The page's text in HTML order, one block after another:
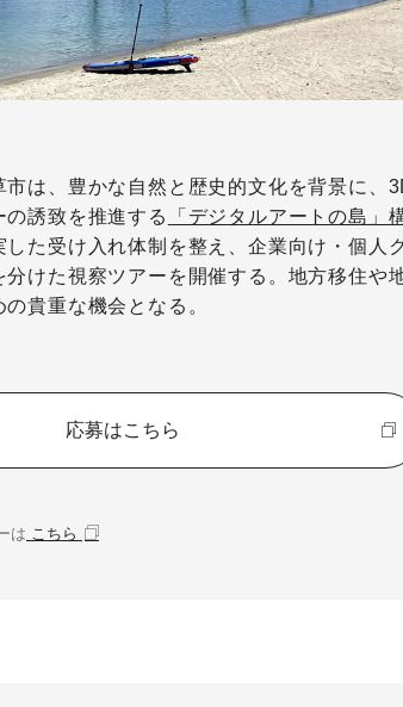
は、豊かな自然と歴史的文化を背景に、
誘致を推進する
「デジタルアートの島」
た受け入れ体制を整え、企業向け・個人
けた視察ツアーを開催する。地方移住や
貴重な機会となる。
応募はこちら
は こちら